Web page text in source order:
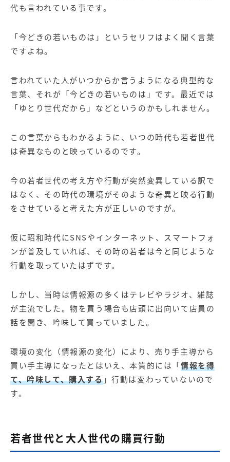
代も言われている事です。
「今どきの若いものは」というセリフはよく聞く言葉
ですよね。
言われていた人がいつからか言うようになる典型的な
言葉、それが「今どきの若いものは」です。最近では
「ゆとり世代だから」などというのかもしれません。
この言葉からもわかるように、いつの時代も若者世代
は奇異なものと映っているのです。
今の若者世代の考え方や行動が突然変異している訳で
はなく、その時代の環境がそのような奇異と映る行動
をさせていると考えた方が正しいのですが。
仮に昭和時代にSNSやインターネット、スマートフォ
ンが普及していれば、その時の若者は今と同じような
行動を取っていたはずです。
しかし、当時は情報源の多くはテレビやラジオ、雑誌
が主流でした。物を買う場合も店頭に出向いて店員の
話を聞き、吟味して買っていました。
環境の変化（情報源の変化）により、売り手主導から
買い手主導になったとはいえ、本質的には「情報を得
て、吟味して、購入する」行動は変わっていないので
す。
若者世代と大人世代の購買行動